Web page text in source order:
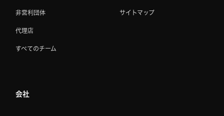
非営利団体
代理店
すべてのチーム
サイトマップ
会社